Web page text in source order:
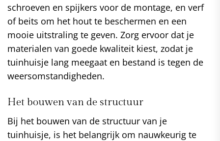
schroeven en spijkers voor de montage, en verf
of beits om het hout te beschermen en een
mooie uitstraling te geven. Zorg ervoor dat je
materialen van goede kwaliteit kiest, zodat je
tuinhuisje lang meegaat en bestand is tegen de
weersomstandigheden.
Het bouwen van de structuur
Bij het bouwen van de structuur van je
tuinhuisje, is het belangrijk om nauwkeurig te